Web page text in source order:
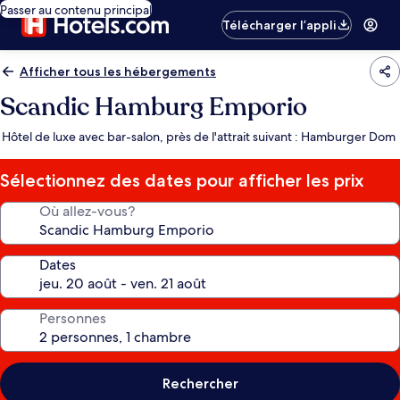
Passer au contenu principal
Télécharger l’appli
Afficher tous les hébergements
Scandic Hamburg Emporio
Hôtel de luxe avec bar-salon, près de l'attrait suivant : Hamburger Dom
Sélectionnez des dates pour afficher les prix
Où allez-vous?
Dates
Personnes
Rechercher